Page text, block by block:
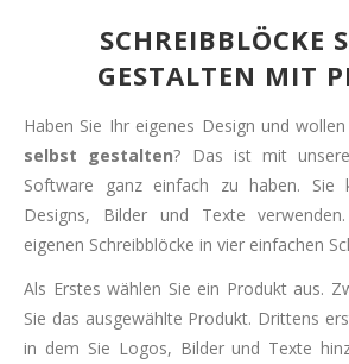
SCHREIBBLÖCKE
GESTALTEN MIT
Haben Sie Ihr eigenes Design und
selbst gestalten? Das ist mit
Software ganz einfach zu haben. Sie
Designs, Bilder und Texte
eigenen Schreibblöcke in vier einfachen
Als Erstes wählen Sie ein Produkt aus.
Sie das ausgewählte Produkt. Drittens
in dem Sie Logos, Bilder und Texte